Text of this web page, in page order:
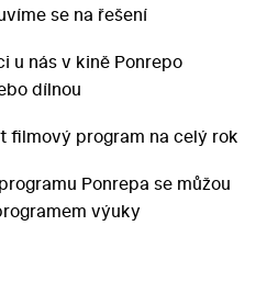
se na řešení
u nás v kině Ponrepo
dílnou
filmový program na celý rok
Ponrepa se můžou
výuky